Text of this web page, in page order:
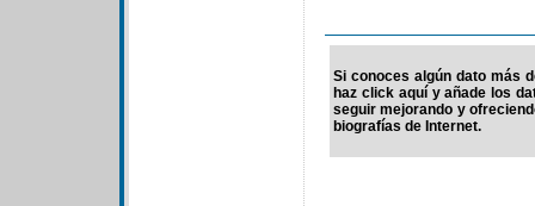
Si conoces algún dato más
haz click aquí y añade los
seguir mejorando y
biografías de Internet.